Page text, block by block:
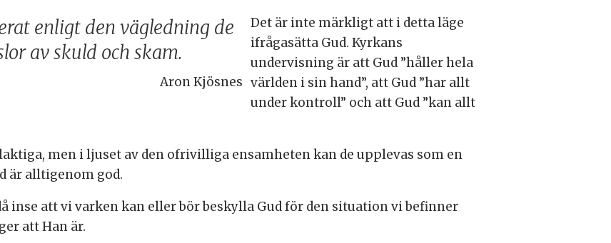
enligt den vägledning de
av skuld och skam.
Aron Kjösnes
Det är inte märkligt att i detta läge
ifrågasätta Gud. Kyrkans
undervisning är att Gud ”håller hela
världen i sin hand”, att Gud ”har allt
under kontroll” och att Gud ”kan allt
men i ljuset av den ofrivilliga ensamheten kan de upplevas som en
är alltigenom god.
inse att vi varken kan eller bör beskylla Gud för den situation vi befinner
att Han är.